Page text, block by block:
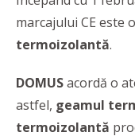
marcajului CE
termoizolantă.
DOMUSacordă o
astfel, geamul
termoizolantă